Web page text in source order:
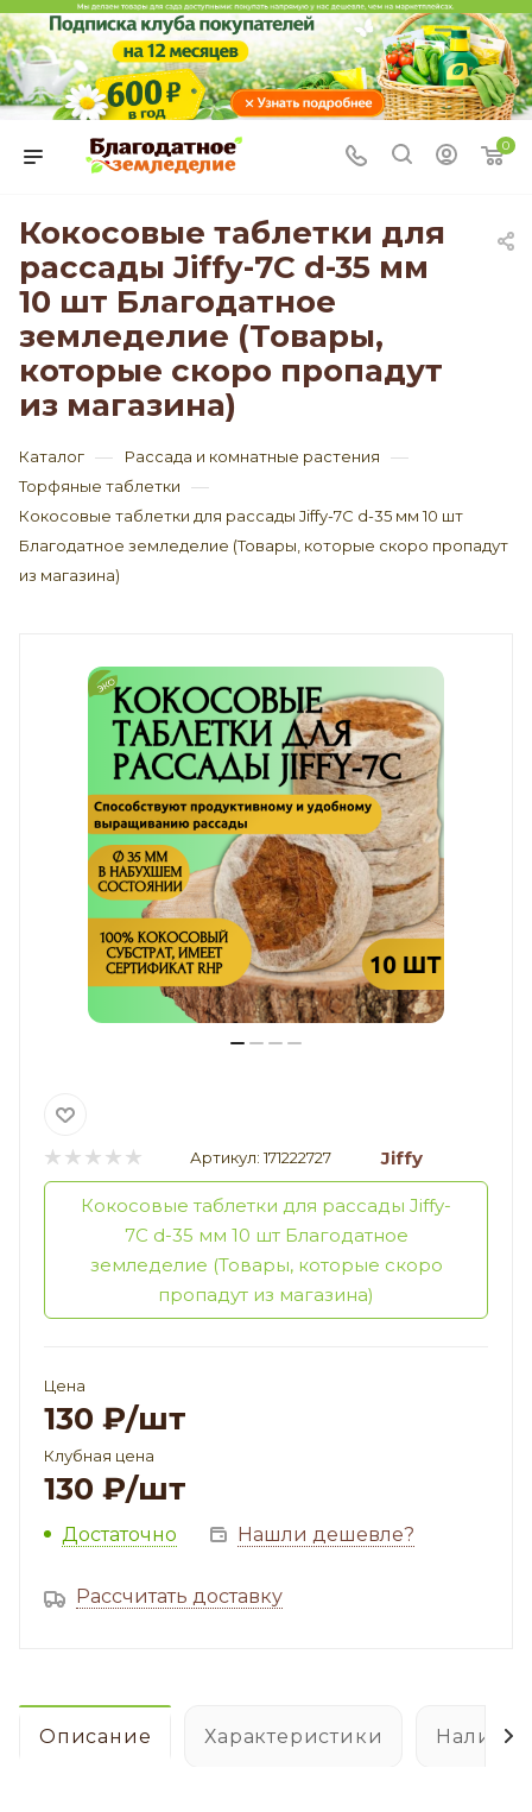
0
Кокосовые таблетки для
рассады Jiffy-7C d-35 мм
10 шт Благодатное
земледелие (Товары,
которые скоро пропадут
из магазина)
Каталог — Рассада и комнатные растения —
Торфяные таблетки —
Кокосовые таблетки для рассады Jiffy-7C d-35 мм 10 шт
Благодатное земледелие (Товары, которые скоро пропадут
из магазина)
Артикул: 171222727 Jiffy
Кокосовые таблетки для рассады Jiffy-
7C d-35 мм 10 шт Благодатное
земледелие (Товары, которые скоро
пропадут из магазина)
Цена
130 ₽/шт
Клубная цена
130 ₽/шт
Достаточно Нашли дешевле?
Рассчитать доставку
Описание Характеристики